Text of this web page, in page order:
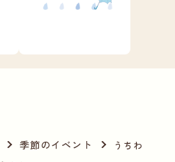
季節のイベント うちわ